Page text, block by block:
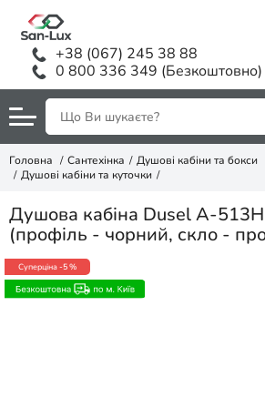
+38 (067) 245 38 88
0 800 336 349 (Безкоштовно)
Головна Сантехінка
Душові кабіни та бокси
Душові кабіни та куточки
Душова кабіна Dusel A-
(профіль - чорний, скло -
Суперціна-5 %